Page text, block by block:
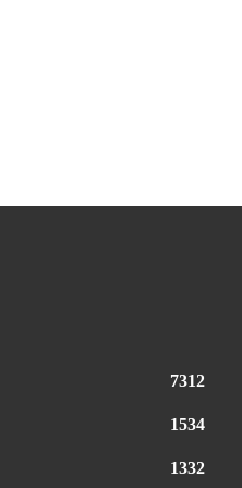
7312
1534
1332